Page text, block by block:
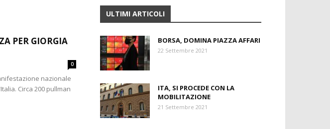
PER GIORGIA
0
nazionale
Circa 200 pullman
ULTIMI ARTICOLI
BORSA, DOMINA PIAZZA AFFARI
22 Settembre 2021
ITA, SI PROCEDE CON LA
MOBILITAZIONE
21 Settembre 2021